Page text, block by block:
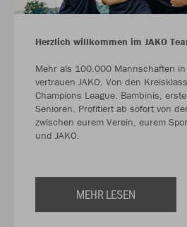
Herzlich willkommen im JAKO
Mehr als 100.000 Mannschaften
vertrauen JAKO. Von den
Champions League. Bambinis,
Senioren. Profitiert ab sofort von
zwischen eurem Verein, eurem
und JAKO.
MEHR LESEN